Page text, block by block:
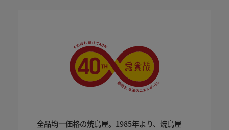
全品均一価格の焼鳥屋。1985年より、焼鳥屋